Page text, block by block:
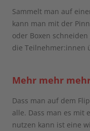
Sammelt man auf
kann man mit der
oder Boxen
die Teilnehmer:innen
Mehr mehr
Dass man auf dem
alle. Dass man es mit
nutzen kann ist eine